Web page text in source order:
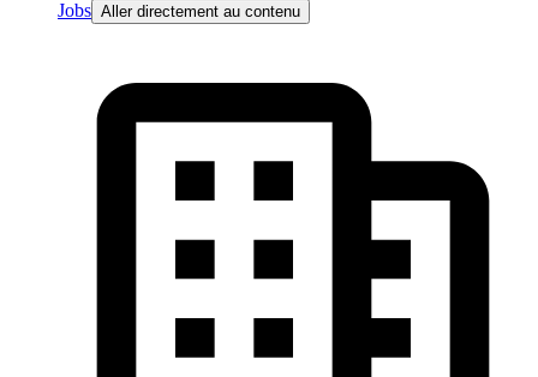
Jobs Aller directement au contenu